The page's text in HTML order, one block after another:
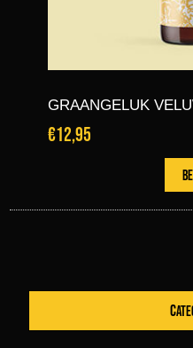
GRAANGELUK
€12,95